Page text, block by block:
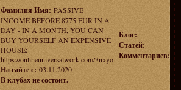
Фамилия Имя: PASSIVE
INCOME BEFORE 8775 EUR IN A
DAY - IN A MONTH, YOU CAN
BUY YOURSELF AN EXPENSIVE
HOUSE:
https://onlineuniversalwork.com/3nxyo
На сайте с: 03.11.2020
В клубах не состоит.
Блог::
Статей:
Комментариев: